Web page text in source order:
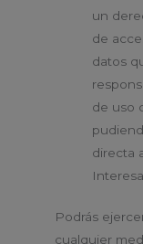
un
de
datos
de uso
directa
Podrás
cualquier